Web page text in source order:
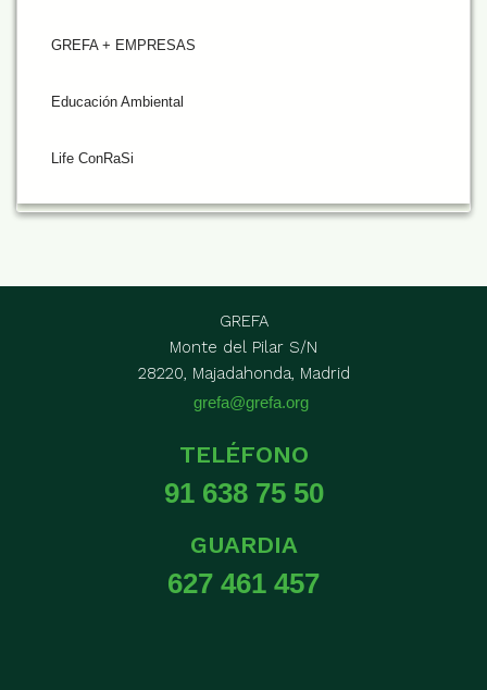
GREFA + EMPRESAS
Educación Ambiental
Life ConRaSi
GREFA
Monte del Pilar S/N
28220, Majadahonda, Madrid
grefa@grefa.org
TELÉFONO
91 638 75 50
GUARDIA
627 461 457